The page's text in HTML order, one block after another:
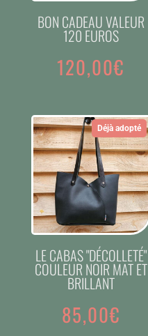
BON CADEAU VALEUR
120 EUROS
120,00€
Déjà adopté
LE CABAS "DÉCOLLETÉ"
COULEUR NOIR MAT ET
BRILLANT
85,00€